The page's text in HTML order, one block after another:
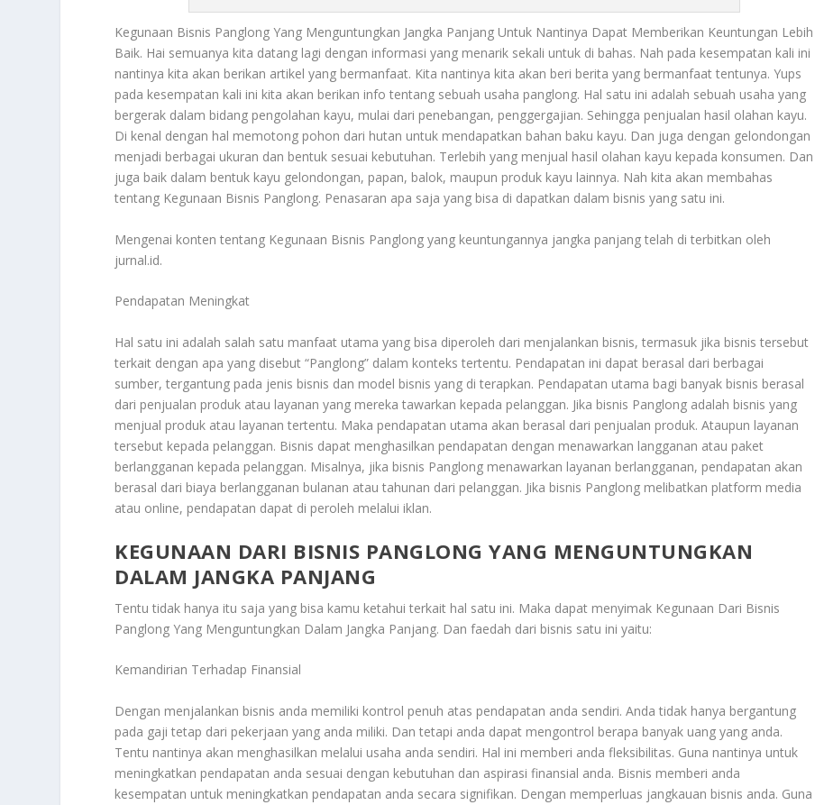
Kegunaan Bisnis Panglong Yang Menguntungkan Jangka Panjang Untuk Nantinya Dapat Memberikan Keuntungan Lebih
Baik. Hai semuanya kita datang lagi dengan informasi yang menarik sekali untuk di bahas. Nah pada kesempatan kali ini
nantinya kita akan berikan artikel yang bermanfaat. Kita nantinya kita akan beri berita yang bermanfaat tentunya. Yups
pada kesempatan kali ini kita akan berikan info tentang sebuah usaha panglong. Hal satu ini adalah sebuah usaha yang
bergerak dalam bidang pengolahan kayu, mulai dari penebangan, penggergajian. Sehingga penjualan hasil olahan kayu.
Di kenal dengan hal memotong pohon dari hutan untuk mendapatkan bahan baku kayu. Dan juga dengan gelondongan
menjadi berbagai ukuran dan bentuk sesuai kebutuhan. Terlebih yang menjual hasil olahan kayu kepada konsumen. Dan
juga baik dalam bentuk kayu gelondongan, papan, balok, maupun produk kayu lainnya. Nah kita akan membahas
tentang Kegunaan Bisnis Panglong. Penasaran apa saja yang bisa di dapatkan dalam bisnis yang satu ini.
Mengenai konten tentang Kegunaan Bisnis Panglong yang keuntungannya jangka panjang telah di terbitkan oleh
jurnal.id.
Pendapatan Meningkat
Hal satu ini adalah salah satu manfaat utama yang bisa diperoleh dari menjalankan bisnis, termasuk jika bisnis tersebut
terkait dengan apa yang disebut “Panglong” dalam konteks tertentu. Pendapatan ini dapat berasal dari berbagai
sumber, tergantung pada jenis bisnis dan model bisnis yang di terapkan. Pendapatan utama bagi banyak bisnis berasal
dari penjualan produk atau layanan yang mereka tawarkan kepada pelanggan. Jika bisnis Panglong adalah bisnis yang
menjual produk atau layanan tertentu. Maka pendapatan utama akan berasal dari penjualan produk. Ataupun layanan
tersebut kepada pelanggan. Bisnis dapat menghasilkan pendapatan dengan menawarkan langganan atau paket
berlangganan kepada pelanggan. Misalnya, jika bisnis Panglong menawarkan layanan berlangganan, pendapatan akan
berasal dari biaya berlangganan bulanan atau tahunan dari pelanggan. Jika bisnis Panglong melibatkan platform media
atau online, pendapatan dapat di peroleh melalui iklan.
KEGUNAAN DARI BISNIS PANGLONG YANG MENGUNTUNGKAN
DALAM JANGKA PANJANG
Tentu tidak hanya itu saja yang bisa kamu ketahui terkait hal satu ini. Maka dapat menyimak Kegunaan Dari Bisnis
Panglong Yang Menguntungkan Dalam Jangka Panjang. Dan faedah dari bisnis satu ini yaitu:
Kemandirian Terhadap Finansial
Dengan menjalankan bisnis anda memiliki kontrol penuh atas pendapatan anda sendiri. Anda tidak hanya bergantung
pada gaji tetap dari pekerjaan yang anda miliki. Dan tetapi anda dapat mengontrol berapa banyak uang yang anda.
Tentu nantinya akan menghasilkan melalui usaha anda sendiri. Hal ini memberi anda fleksibilitas. Guna nantinya untuk
meningkatkan pendapatan anda sesuai dengan kebutuhan dan aspirasi finansial anda. Bisnis memberi anda
kesempatan untuk meningkatkan pendapatan anda secara signifikan. Dengan memperluas jangkauan bisnis anda. Guna